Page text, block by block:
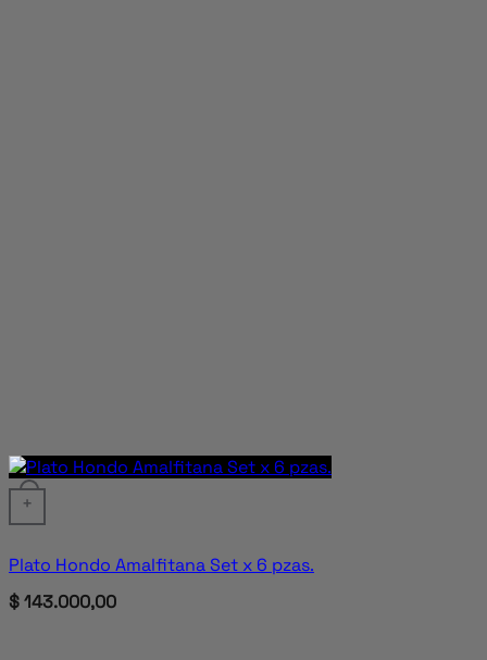
+
Plato Hondo Amalfitana Set x 6 pzas.
$143.000,00